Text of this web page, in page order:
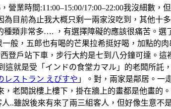
業時間:11:00–15:00/17:00–22:00我沒細數，
目前為止我大概只剩一兩家沒吃到，其他十
類非常多…. ，有選擇障礙的應該很痛苦。選
般，五郎也有喝的芒果拉希挺好喝，加點的肉
登戶站下車，步行大約是七到八分鐘可達。
就是受「インドの食堂カマル」的老闆所託
レストラン えびすや 」。對，兩家是鄰居。一
老闆說樓上樓下，掛在牆上的畫都是他畫的
..雖說後來有來了兩三組客人，但好像生意不